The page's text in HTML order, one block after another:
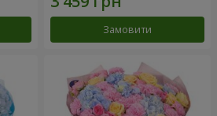
Замовити